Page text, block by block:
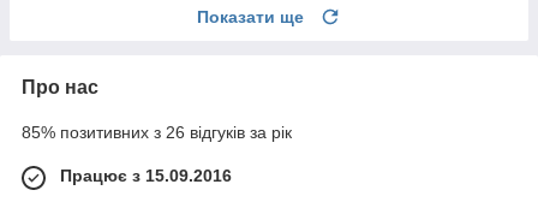
Показати ще
Про нас
85% позитивних з 26 відгуків за рік
Працює з 15.09.2016